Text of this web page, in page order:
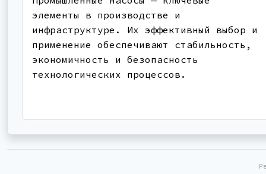
элементы в производстве и
инфраструктуре. Их эффективный выбор и
применение обеспечивают стабильность,
экономичность и безопасность
технологических процессов.